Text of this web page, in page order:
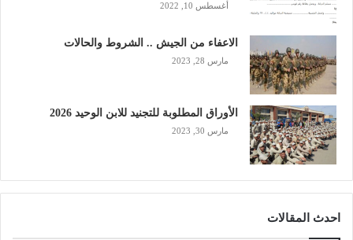
أغسطس 10, 2022
الاعفاء من الجيش .. الشروط والحالات
مارس 28, 2023
الأوراق المطلوبة للتجنيد للابن الوحيد 2026
مارس 30, 2023
احدث المقالات